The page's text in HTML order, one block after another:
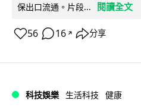
保出口流通。片段...
閱讀全文
56 16 ↗ 分享
科技娛樂 生活科技 健康